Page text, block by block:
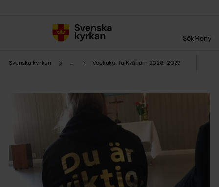
SökMeny
Svenska kyrkan ... Veckokonfa Kvänum 2026-2027